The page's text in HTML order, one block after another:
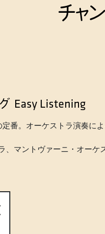
チャ
Easy Listening
番。オーケストラ演奏に
、マントヴァーニ・オーケ